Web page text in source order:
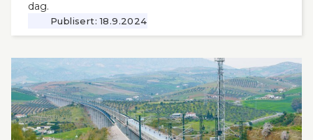
dag.
Publisert: 18.9.2024